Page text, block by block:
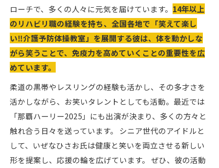
ローチで、多くの人々に元気を届けています。 14年以上
のリハビリ職の経験を持ち、全国各地で「笑えて楽し
い‼️介護予防体操教室」を展開する彼は、体を動かしな
がら笑うことで、免疫力を高めていくことの重要性を広
めています。
柔道の黒帯やレスリングの経験も活かし、その多才さを
活かしながら、お笑いタレントとしても活動。最近では
「那覇ハーリー2025」にも出演が決まり、多くの方々と
触れ合う日々を送っています。 シニア世代のアイドルと
して、いぜなひさお氏は健康と笑いを両立させる新しい
形を提案し、応援の輪を広げています。 ぜひ、彼の活動